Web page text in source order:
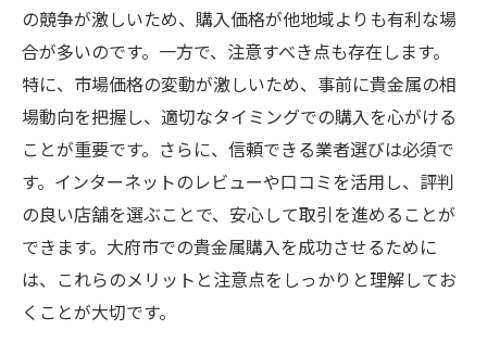
の競争が激しいため、購入価格が他地域よりも有利な場
合が多いのです。一方で、注意すべき点も存在します。
特に、市場価格の変動が激しいため、事前に貴金属の相
場動向を把握し、適切なタイミングでの購入を心がける
ことが重要です。さらに、信頼できる業者選びは必須で
す。インターネットのレビューや口コミを活用し、評判
の良い店舗を選ぶことで、安心して取引を進めることが
できます。大府市での貴金属購入を成功させるために
は、これらのメリットと注意点をしっかりと理解してお
くことが大切です。